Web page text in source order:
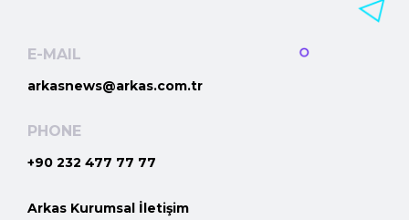
E-MAIL
arkasnews@arkas.com.tr
PHONE
+90 232 477 77 77
Arkas Kurumsal İletişim